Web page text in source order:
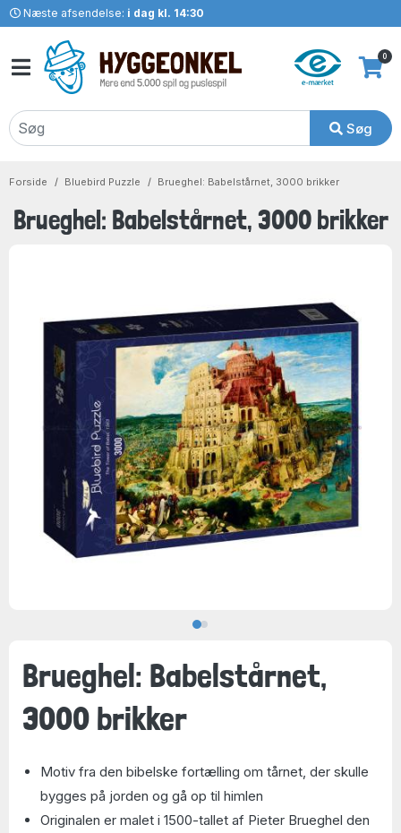
Næste afsendelse: i dag kl. 14:30
Søg
0
Forside Bluebird Puzzle Brueghel: Babelstårnet, 3000 brikker
Brueghel: Babelstårnet, 3000 brikker
Brueghel: Babelstårnet,
3000 brikker
Motiv fra den bibelske fortælling om tårnet, der skulle
bygges på jorden og gå op til himlen
Originalen er malet i 1500-tallet af Pieter Brueghel den